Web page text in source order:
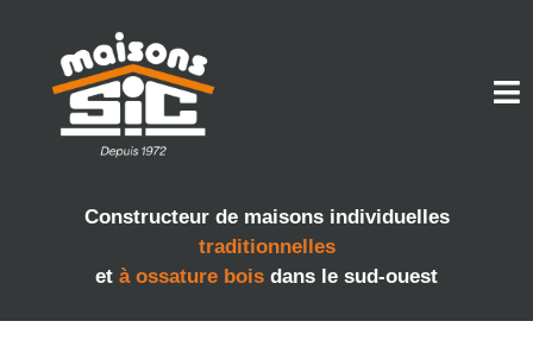
Constructeur de maisons individuelles
traditionnelles
et à ossature bois dans le sud-ouest